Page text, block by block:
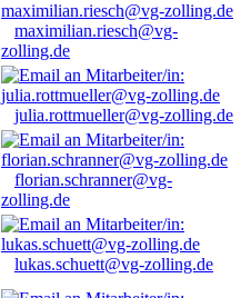
maximilian.riesch@vg-
zolling.de
julia.rottmueller@vg-zolling.de
florian.schranner@vg-
zolling.de
lukas.schuett@vg-zolling.de